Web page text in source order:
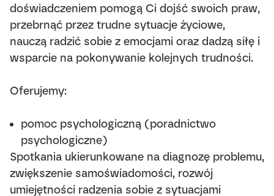
doświadczeniem pomogą Ci dojść swoich praw,
przebrnąć przez trudne sytuacje życiowe,
nauczą radzić sobie z emocjami oraz dadzą siłę i
wsparcie na pokonywanie kolejnych trudności.
Oferujemy:
pomoc psychologiczną (poradnictwo
psychologiczne)
Spotkania ukierunkowane na diagnozę problemu,
zwiększenie samoświadomości, rozwój
umiejętności radzenia sobie z sytuacjami